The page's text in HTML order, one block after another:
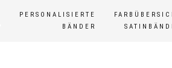
PERSONALISIERTE
BÄNDER